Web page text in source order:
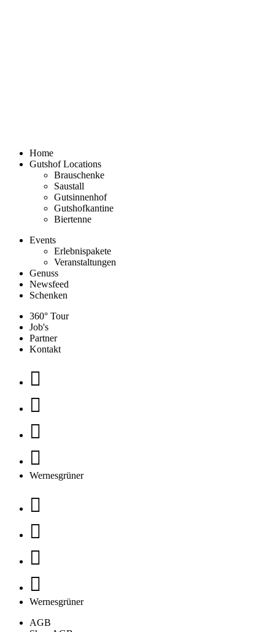
Home
Gutshof Locations
Brauschenke
Saustall
Gutsinnenhof
Gutshofkantine
Biertenne
Events
Erlebnispakete
Veranstaltungen
Genuss
Newsfeed
Schenken
360° Tour
Job's
Partner
Kontakt
Wernesgrüner
Wernesgrüner
AGB